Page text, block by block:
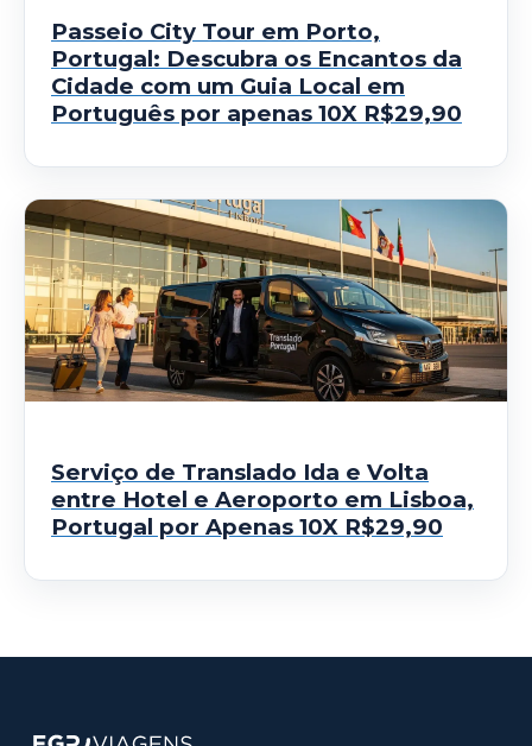
Passeio City Tour em Porto,
Portugal: Descubra os Encantos da
Cidade com um Guia Local em
Português por apenas 10X R$29,90
Serviço de Translado Ida e Volta
entre Hotel e Aeroporto em Lisboa,
Portugal por Apenas 10X R$29,90